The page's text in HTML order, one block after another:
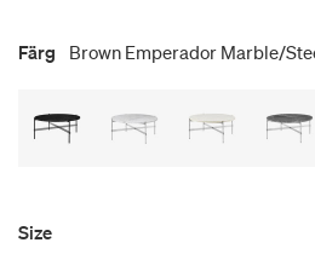
Färg Brown Emperador Marble/
Size